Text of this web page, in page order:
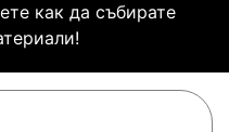
как да събирате